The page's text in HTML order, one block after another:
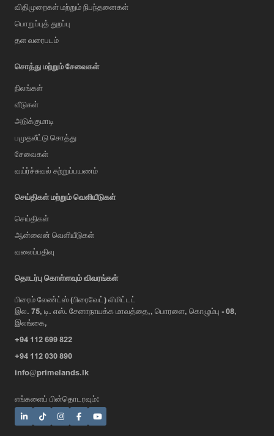
விதிமுறைகள் மற்றும் நிபந்தனைகள்
பொறுப்புத் துறப்பு
தள வரைபடம்
சொத்து மற்றும் சேவைகள்
நிலங்கள்
வீடுகள்
அடுக்குமாடி
பமுதலீட்டு சொத்து
சேவைகள்
வய்ர்ச்சுவல் சுற்றுப்பயணம்
செய்திகள் மற்றும் வெளியீடுகள்
செய்திகள்
ஆன்லைன் வெளியீடுகள்
வலைப்பதிவு
தொடர்பு கொள்ளவும் விவரங்கள்
பிரைம் லேண்ட்ஸ் (பிரைவேட்) லிமிட்டட்
இல. 75, டி. எஸ். சேனாநாயக்க மாவத்தை,, பொரளை, கொழும்பு - 08,
இலங்கை,
+94 112 699 822
+94 112 030 890
info@primelands.lk
எங்களைப் பின்தொடரவும்: